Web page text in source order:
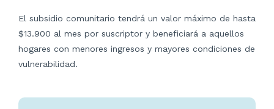
El subsidio comunitario tendrá un valor máximo de hasta
$13.900 al mes por suscriptor y beneficiará a aquellos
hogares con menores ingresos y mayores condiciones de
vulnerabilidad.